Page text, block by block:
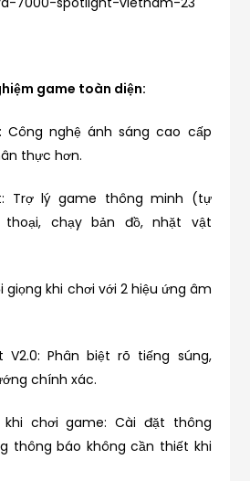
game toàn diện:
Công nghệ ánh sáng cao cấp
thực hơn.
Trợ lý game thông minh (tự
thoại, chạy bản đồ, nhặt vật
giọng khi chơi với 2 hiệu ứng âm
V2.0: Phân biệt rõ tiếng súng,
chính xác.
khi chơi game: Cài đặt thông
thông báo không cần thiết khi